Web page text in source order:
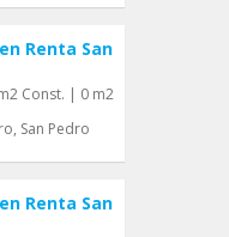
Renta San
Const. | 0 m2
San Pedro
Renta San